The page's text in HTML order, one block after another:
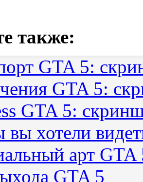
также:
GTA 5:
GTA 5:
GTA 5:
вы хотели
арт GTA
GTA 5